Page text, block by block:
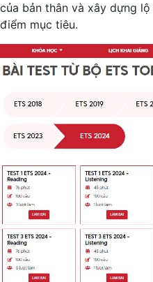
của bản thân và xây dựng
điểm mục tiêu.